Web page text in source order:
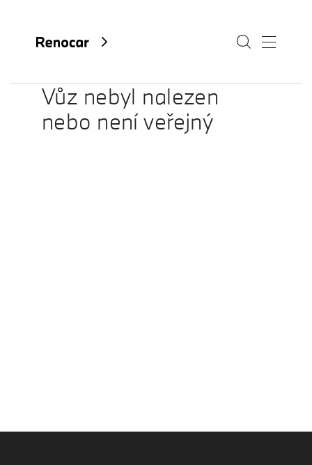
O nás
Vůz nebyl nalezen
nebo není veřejný